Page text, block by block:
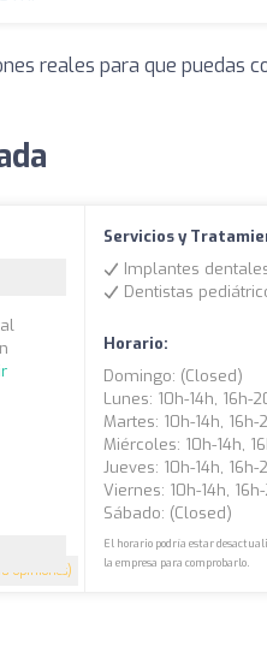
reales para que puedas
opiniones)
Servicios y
Implantes
Dentistas
Horario:
Domingo: (closed)
Lunes: 10h-14h, 16h-
Martes: 10h-14h, 16h-
Miércoles: 10h-14h,
Jueves: 10h-14h, 16h-
Viernes: 10h-14h,
Sábado: (closed)
El horario podría estar
la empresa para comprobarlo.